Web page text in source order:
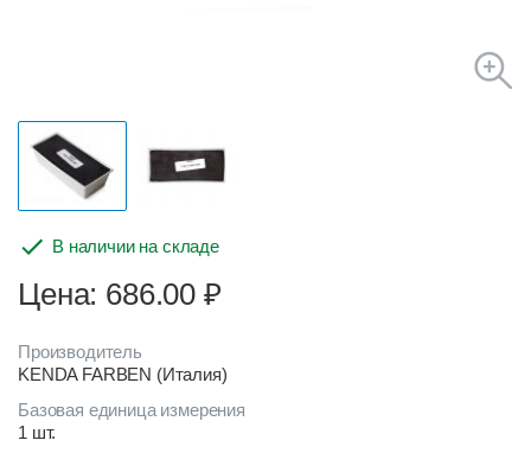
В наличии на складе
Цена: 686.00 ₽
Производитель
KENDA FARBEN (Италия)
Базовая единица измерения
1 шт.